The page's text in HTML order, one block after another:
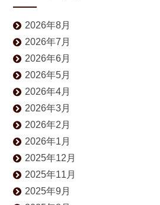
2026年8月
2026年7月
2026年6月
2026年5月
2026年4月
2026年3月
2026年2月
2026年1月
2025年12月
2025年11月
2025年9月